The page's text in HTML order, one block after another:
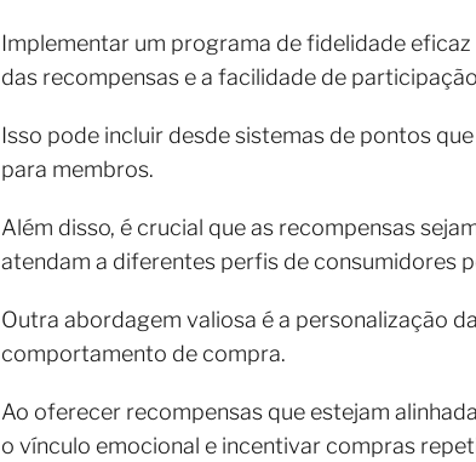
Implementar um programa de fidelidade
das recompensas e a facilidade de
Isso pode incluir desde sistemas de pontos
para membros.
Além disso, é crucial que as recompensas
atendam a diferentes perfis de consumidores
Outra abordagem valiosa é a personalização
comportamento de compra.
Ao oferecer recompensas que estejam
o vínculo emocional e incentivar compras